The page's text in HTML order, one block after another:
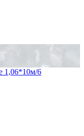
1,06*10м/6